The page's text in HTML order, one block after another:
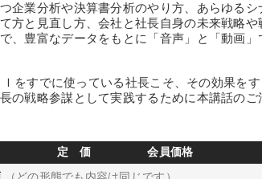
企業分析や決算書分析のやり方、あらゆるシ
て方と見直し方、会社と社長自身の未来戦略
、豊富なデータをもとに「音声」と「動画」
をすでに使っている社長こそ、その効果を
の戦略参謀として実践するために本講話のご
定 価 会員価格